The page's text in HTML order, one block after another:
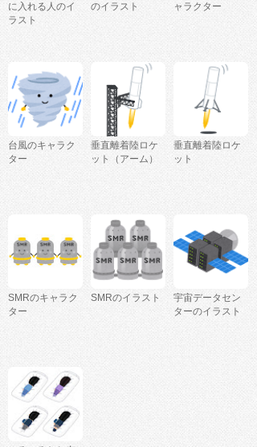
に入れる人のイ
ラスト
のイラスト
ャラクター
台風のキャラク
ター
垂直離着陸ロケ
ット（アーム）
垂直離着陸ロケ
ット
SMRのキャラク
ター
SMRのイラスト
宇宙データセン
ターのイラスト